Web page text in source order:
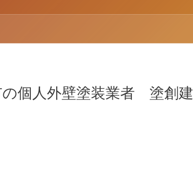
の個人外壁塗装業者 塗創建